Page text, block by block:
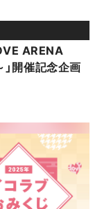
ARENA
開催記念企画